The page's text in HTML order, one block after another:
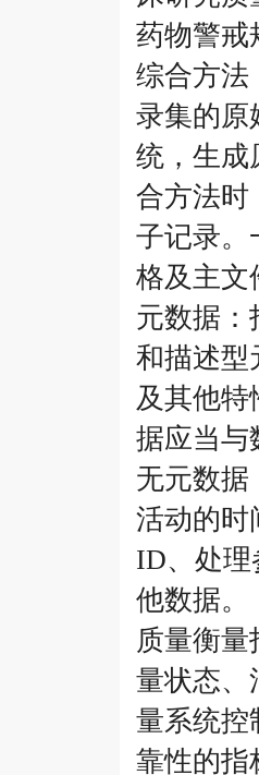
药物警戒
综合方法
录集的原
统，生成
合方法时
子记录。
格及主文
元数据：
和描述型
及其他特
据应当与
无元数据
活动的时
ID、处理
他数据。
质量衡
量状态、
量系统控
靠性的指